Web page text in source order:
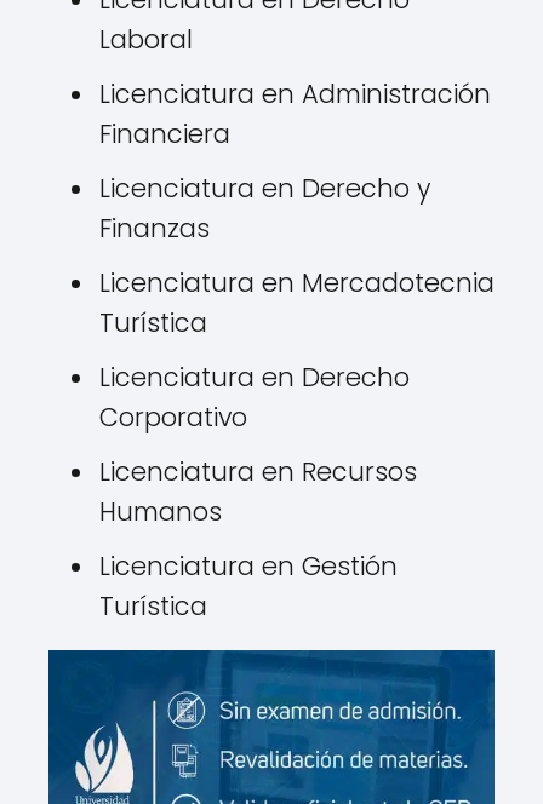
Laboral
Licenciatura en Administración
Financiera
Licenciatura en Derecho y
Finanzas
Licenciatura en Mercadotecnia
Turística
Licenciatura en Derecho
Corporativo
Licenciatura en Recursos
Humanos
Licenciatura en Gestión
Turística